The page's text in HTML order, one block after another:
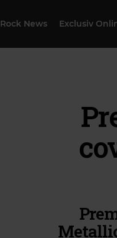
Rock News Exclusiv